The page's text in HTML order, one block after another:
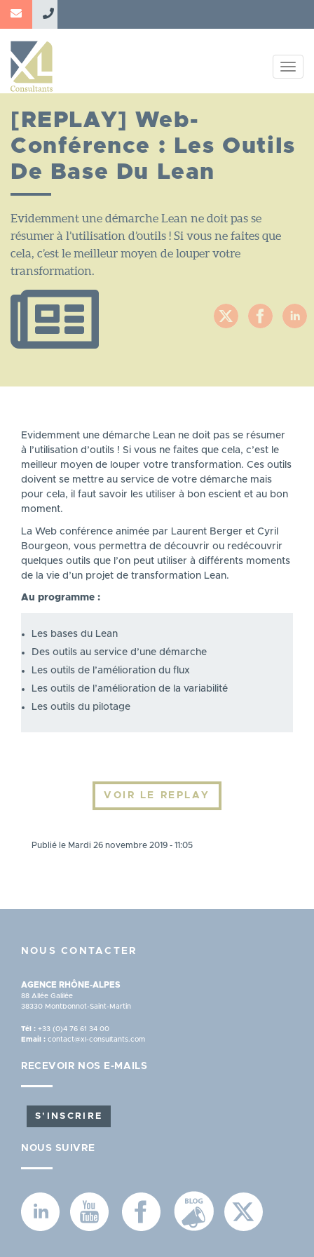
Aller
principal
[REPLAY] Web-
Conférence : Les Outils
De Base Du Lean
Evidemment une démarche Lean ne doit pas se
résumer à l’utilisation d’outils ! Si vous ne faites que
cela, c’est le meilleur moyen de louper votre
transformation.
Evidemment une démarche Lean ne doit pas se résumer
à l’utilisation d’outils ! Si vous ne faites que cela, c’est le
meilleur moyen de louper votre transformation. Ces outils
doivent se mettre au service de votre démarche mais
pour cela, il faut savoir les utiliser à bon escient et au bon
moment.
La Web conférence animée par Laurent Berger et Cyril
Bourgeon, vous permettra de découvrir ou redécouvrir
quelques outils que l’on peut utiliser à différents moments
de la vie d’un projet de transformation Lean.
Au programme :
Les bases du Lean
Des outils au service d’une démarche
Les outils de l’amélioration du flux
Les outils de l’amélioration de la variabilité
Les outils du pilotage
VOIR LE REPLAY
Publié le Mardi 26 novembre 2019 - 11:05
NOUS CONTACTER
AGENCE RHÔNE-ALPES
88 Allée Galilée
38330 Montbonnot-Saint-Martin
Tél : +33 (0)4 76 61 34 00
Email : contact@xl-consultants.com
RECEVOIR NOS E-MAILS
S'INSCRIRE
NOUS SUIVRE